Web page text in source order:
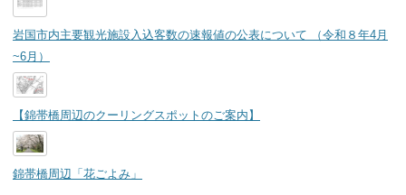
岩国市内主要観光施設入込客数の速報値の公表について （令和８年4月
~6月）
【錦帯橋周辺のクーリングスポットのご案内】
錦帯橋周辺「花ごよみ」